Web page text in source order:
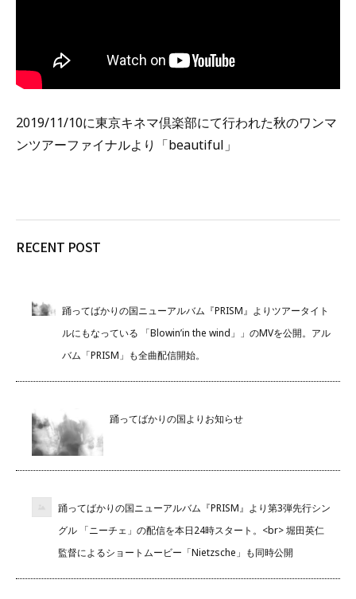
2019/11/10に東京キネマ倶楽部にて行われた秋のワンマ
ンツアーファイナルより「beautiful」
RECENT POST
踊ってばかりの国ニューアルバム『PRISM』よりツアータイト
ルにもなっている 「Blowin’in the wind」」のMVを公開。アル
バム「PRISM」も全曲配信開始。
踊ってばかりの国よりお知らせ
踊ってばかりの国ニューアルバム『PRISM』より第3弾先行シン
グル 「ニーチェ」の配信を本日24時スタート。<br> 堀田英仁
監督によるショートムービー「Nietzsche」も同時公開